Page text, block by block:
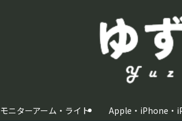
モニターアーム・ライト Apple・iPhone・